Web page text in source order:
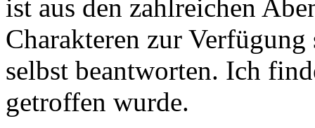
ist aus den zahlreichen
Charakteren zur
selbst beantworten. Ich
getroffen wurde.